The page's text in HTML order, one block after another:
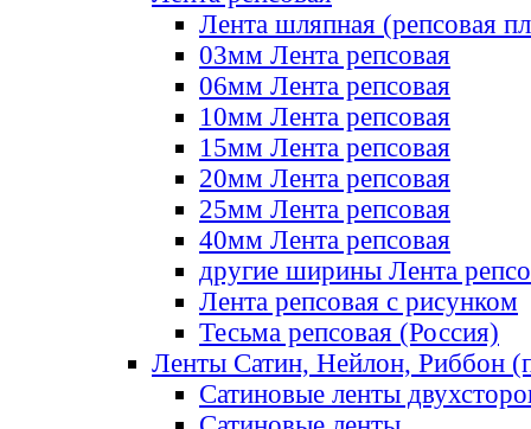
Лента шляпная (репсовая
03мм Лента репсовая
06мм Лента репсовая
10мм Лента репсовая
15мм Лента репсовая
20мм Лента репсовая
25мм Лента репсовая
40мм Лента репсовая
другие ширины Лента
Лента репсовая с рисунком
Тесьма репсовая (Россия)
Ленты Сатин, Нейлон, Риббон
Сатиновые ленты